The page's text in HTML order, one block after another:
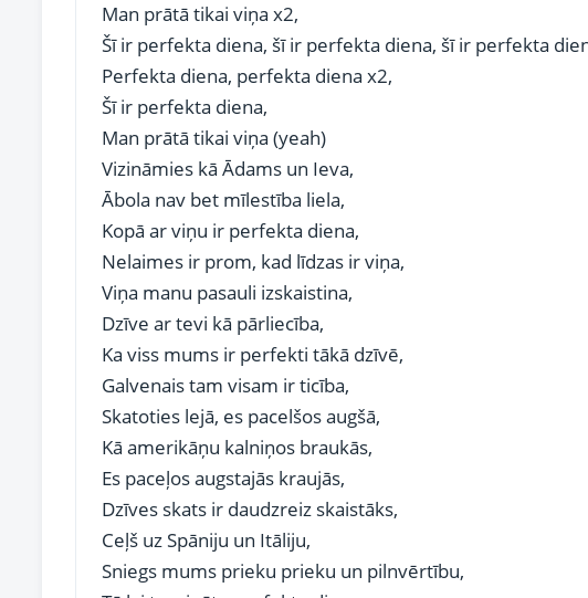
Man prātā tikai viņa x2,
Šī ir perfekta diena, šī ir perfekta diena, šī ir perfekta
Perfekta diena, perfekta diena x2,
Šī ir perfekta diena,
Man prātā tikai viņa (yeah)
Vizināmies kā Ādams un Ieva,
Ābola nav bet mīlestība liela,
Kopā ar viņu ir perfekta diena,
Nelaimes ir prom, kad līdzas ir viņa,
Viņa manu pasauli izskaistina,
Dzīve ar tevi kā pārliecība,
Ka viss mums ir perfekti tākā dzīvē,
Galvenais tam visam ir ticība,
Skatoties lejā, es pacelšos augšā,
Kā amerikāņu kalniņos braukās,
Es paceļos augstajās kraujās,
Dzīves skats ir daudzreiz skaistāks,
Ceļš uz Spāniju un Itāliju,
Sniegs mums prieku prieku un pilnvērtību,